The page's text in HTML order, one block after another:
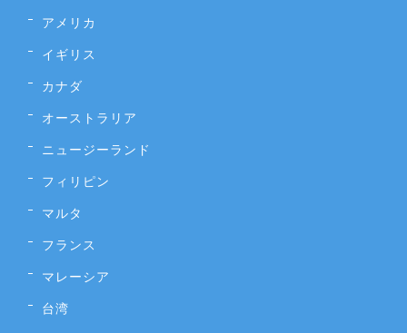
アメリカ
イギリス
カナダ
オーストラリア
ニュージーランド
フィリピン
マルタ
フランス
マレーシア
台湾